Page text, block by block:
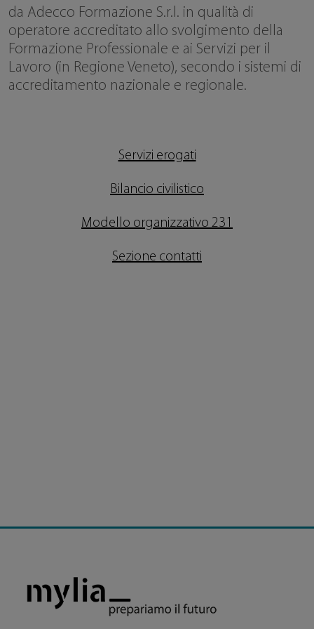
da Adecco Formazione S.r.l. in qualità di
operatore accreditato allo svolgimento della
Formazione Professionale e ai Servizi per il
Lavoro (in Regione Veneto), secondo i sistemi di
accreditamento nazionale e regionale.
Servizi erogati
Bilancio civilistico
Modello organizzativo 231
Sezione contatti